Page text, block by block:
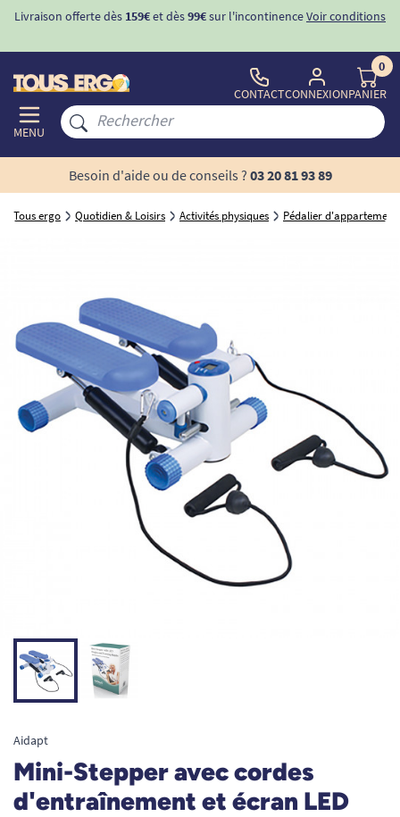
Livraison offerte dès 159€et dès99€sur l'incontinenceVoir conditions
MENU
CONTACTCONNEXION
0
PANIER
Besoin d'aide ou de conseils ? 03 20 81 93 89
Tous ergo Quotidien & Loisirs Activités physiques Pédalier d'appartement
Aidapt
Mini-Stepper avec cordes
d'entraînement et écran LED